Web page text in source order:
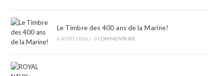
Le Timbre des 400 ans de la Marine!
6 AOÛT 2026 / 0 COMMENTAIRE